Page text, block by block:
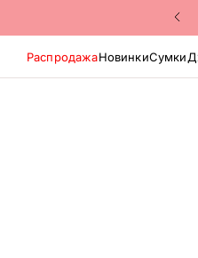
РаспродажаНовинкиСумки